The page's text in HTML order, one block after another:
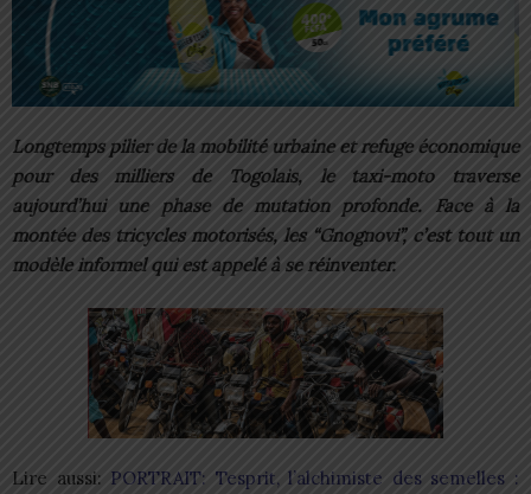
Longtemps pilier de la mobilité urbaine et refuge économique
pour des milliers de Togolais, le taxi-moto traverse
aujourd’hui une phase de mutation profonde. Face à la
montée des tricycles motorisés, les “Gnognovi”, c’est tout un
modèle informel qui est appelé à se réinventer.
Lire aussi: PORTRAIT: Tesprit, l’alchimiste des semelles :